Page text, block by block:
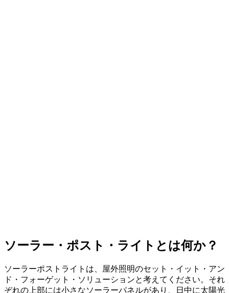
ソーラー・ポスト・ライトとは何か？
ソーラーポストライトは、屋外照明のセット・イット・アン
ド・フォーゲット・ソリューションと考えてください。それ
ぞれの上部には小さなソーラーパネルがあり、日中に太陽光